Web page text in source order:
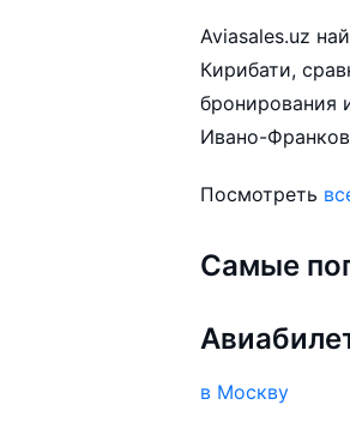
Aviasales.uz
Кирибати,
бронирования
Ивано-
Посмотреть
Самые
в Москву